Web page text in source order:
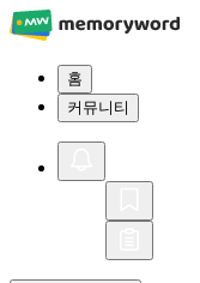
홈
커뮤니티